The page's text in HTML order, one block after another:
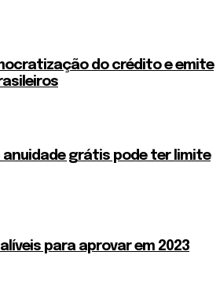
do crédito e emite
anuidade grátis pode ter limite
para aprovar em 2023